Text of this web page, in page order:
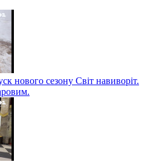
нового сезону Світ навиворіт.